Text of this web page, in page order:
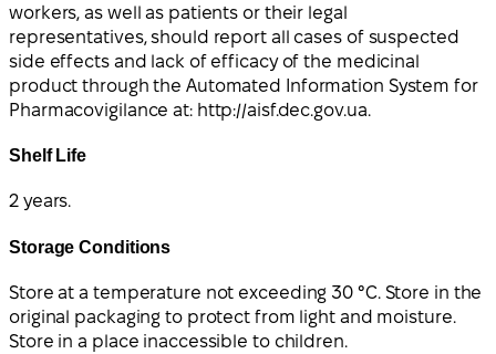
workers, as well as patients or their legal
representatives, should report all cases of suspected
side effects and lack of efficacy of the medicinal
product through the Automated Information System for
Pharmacovigilance at: http://aisf.dec.gov.ua.
Shelf Life
2 years.
Storage Conditions
Store at a temperature not exceeding 30 °C. Store in the
original packaging to protect from light and moisture.
Store in a place inaccessible to children.